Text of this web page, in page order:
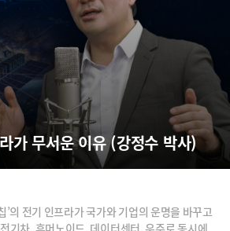
가 무서운 이유 (강정수 박사)
’의 전기 인프라가 국가와 기업의 운명을 바꾸고